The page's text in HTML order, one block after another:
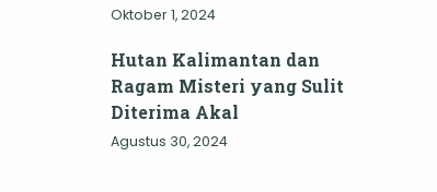
Oktober 1, 2024
Hutan Kalimantan dan
Ragam Misteri yang Sulit
Diterima Akal
Agustus 30, 2024